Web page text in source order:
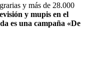
y más de 28.000
y mupis en el
es una campaña «De